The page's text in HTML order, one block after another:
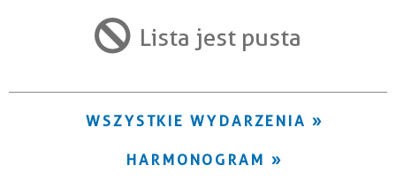
Trwające w zakresie Lista jest pusta
WSZYSTKIE WYDARZENIA
HARMONOGRAM